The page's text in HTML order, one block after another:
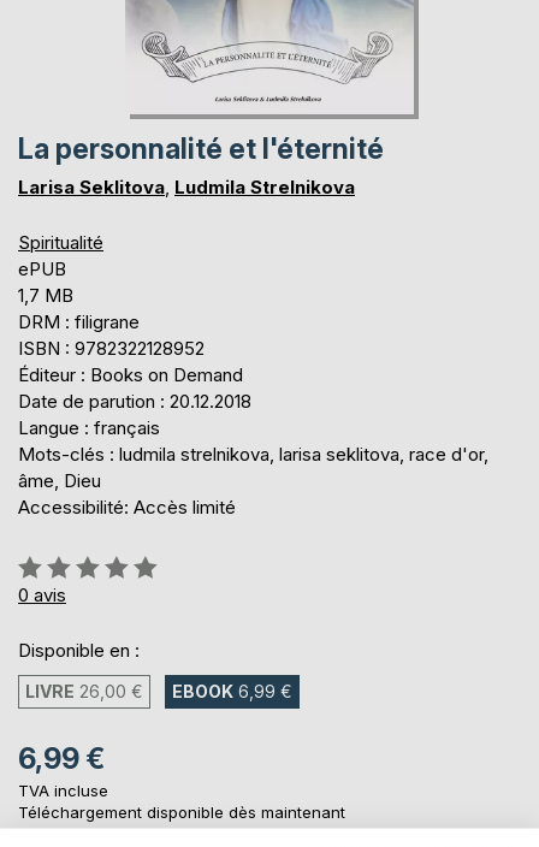
La personnalité et l'éternité
Larisa Seklitova, Ludmila Strelnikova
Spiritualité
ePUB
1,7 MB
DRM : filigrane
ISBN : 9782322128952
Éditeur : Books on Demand
Date de parution : 20.12.2018
Langue : français
Mots-clés : ludmila strelnikova, larisa seklitova, race d'or,
âme, Dieu
Accessibilité: Accès limité
Évaluation:
0%
0 avis
Disponible en :
LIVRE 26,00 € EBOOK 6,99 €
6,99 €
TVA incluse
Téléchargement disponible dès maintenant